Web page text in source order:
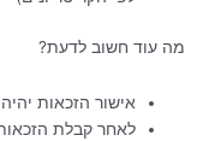
מה עוד חשוב לדעת?
אישור הזכאות
לאחר קבלת